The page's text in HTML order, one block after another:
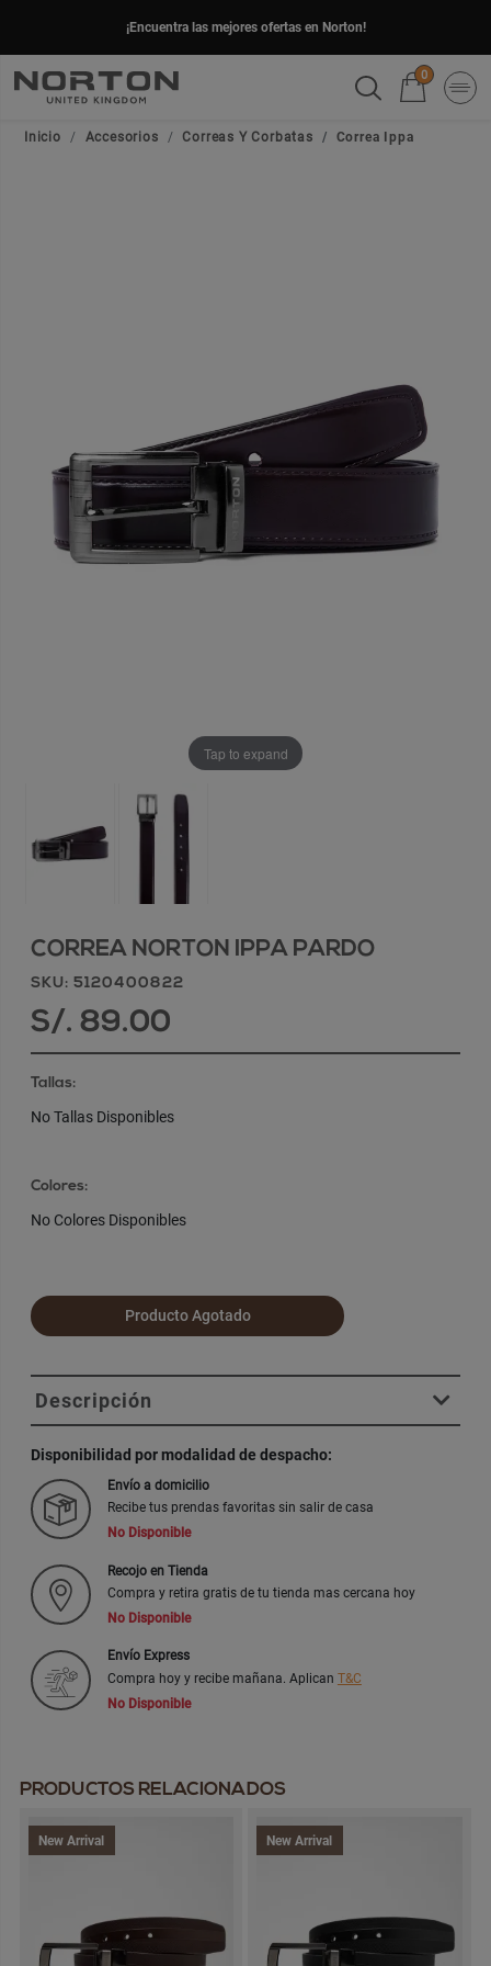
¡Encuentra las mejores ofertas en Norton!
0
Inicio Accesorios Correas Y Corbatas Correa Ippa
Tap to expand
CORREA NORTON IPPA PARDO
SKU: 5120400822
S/. 89.00
Tallas:
No Tallas Disponibles
Colores:
No Colores Disponibles
Producto Agotado
Descripción
Disponibilidad por modalidad de despacho:
Envío a domicilio
Recibe tus prendas favoritas sin salir de casa
No Disponible
Recojo en Tienda
Compra y retira gratis de tu tienda mas cercana hoy
No Disponible
Envío Express
Compra hoy y recibe mañana. Aplican T&C
No Disponible
PRODUCTOS RELACIONADOS
New Arrival New Arrival